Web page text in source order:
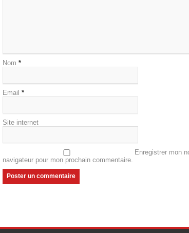
Nom *
Email *
Site internet
Enregistrer mon
navigateur pour mon prochain commentaire.